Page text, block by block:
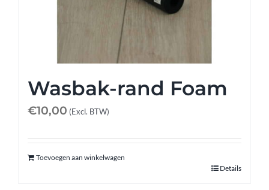
Wasbak-rand Foam
€10,00 (Excl. BTW)
Toevoegen aan winkelwagen
Details